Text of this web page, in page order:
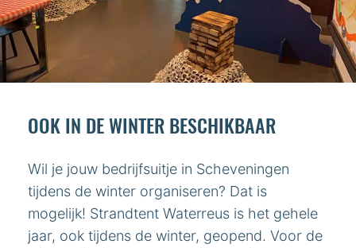
OOK IN DE WINTER BESCHIKBAAR
Wil je jouw bedrijfsuitje in Scheveningen
tijdens de winter organiseren? Dat is
mogelijk! Strandtent Waterreus is het gehele
jaar, ook tijdens de winter, geopend. Voor de